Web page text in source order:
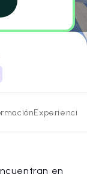
Experiencias
en